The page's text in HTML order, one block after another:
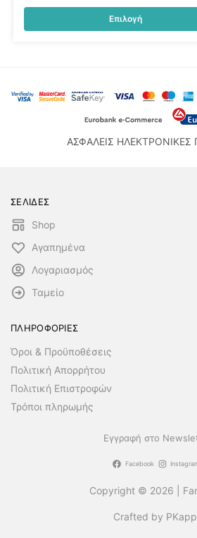
Επιλογή
ΑΣΦΑΛΕΙΣ
ΣΕΛΙΔΕΣ
Shop
Αγαπημένα
Λογαριασμός
Ταμείο
ΠΛΗΡΟΦΟΡΙΕΣ
Όροι & Προϋποθέσεις
Πολιτική Απορρήτου
Πολιτική Επιστροφών
Τρόποι πληρωμής
Εγγραφή στο
Facebook
Copyright © 2026 |
Crafted by